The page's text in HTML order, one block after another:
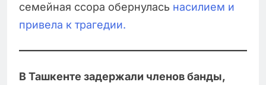
семейная ссора обернулась насилием и
привела к трагедии.
В Ташкенте задержали членов банды,